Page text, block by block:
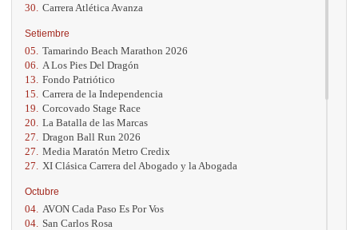
30. Carrera Atlética Avanza
Setiembre
05. Tamarindo Beach Marathon 2026
06.
A Los Pies Del Dragón
13. Fondo Patriótico
15. Carrera de la Independencia
19. Corcovado Stage Race
20. La Batalla de las Marcas
27. Dragon Ball Run 2026
27. Media Maratón Metro Credix
27.
XI Clásica Carrera del Abogado y la Abogada
Octubre
04. AVON Cada Paso Es Por Vos
04. San Carlos Rosa